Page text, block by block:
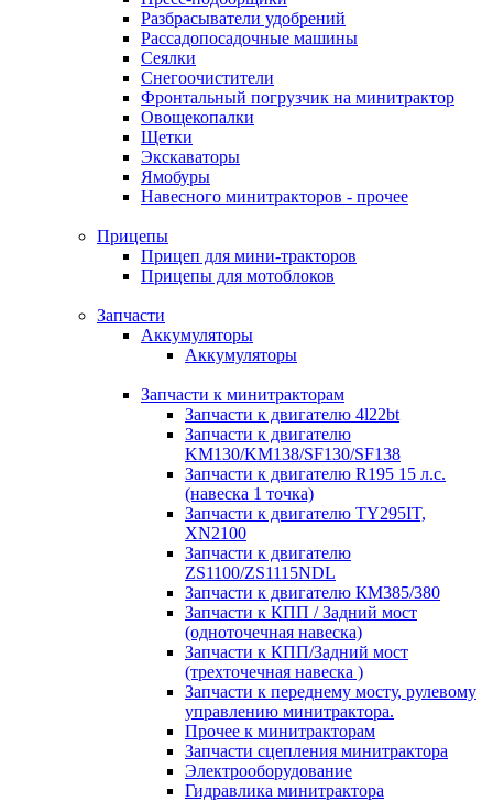
Разбрасыватели удобрений
Рассадопосадочные машины
Сеялки
Снегоочистители
Фронтальный погрузчик на минитрактор
Овощекопалки
Щетки
Экскаваторы
Ямобуры
Навесного минитракторов - прочее
Прицепы
Прицеп для мини-тракторов
Прицепы для мотоблоков
Запчасти
Аккумуляторы
Аккумуляторы
Запчасти к минитракторам
Запчасти к двигателю 4l22bt
Запчасти к двигателю
KM130/KM138/SF130/SF138
Запчасти к двигателю R195 15 л.с.
(навеска 1 точка)
Запчасти к двигателю TY295IT,
XN2100
Запчасти к двигателю
ZS1100/ZS1115NDL
Запчасти к двигателю КМ385/380
Запчасти к КПП / Задний мост
(одноточечная навеска)
Запчасти к КПП/Задний мост
(трехточечная навеска )
Запчасти к переднему мосту, рулевому
управлению минитрактора.
Прочее к минитракторам
Запчасти сцепления минитрактора
Электрооборудование
Гидравлика минитрактора